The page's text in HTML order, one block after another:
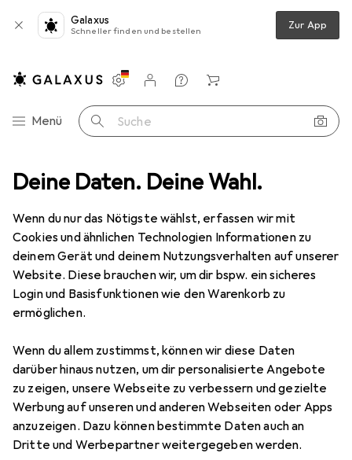
Deine Daten. Deine Wahl.
Wenn du nur das Nötigste wählst, erfassen wir mit
Cookies und ähnlichen Technologien Informationen zu
deinem Gerät und deinem Nutzungsverhalten auf unserer
Website. Diese brauchen wir, um dir bspw. ein sicheres
Login und Basisfunktionen wie den Warenkorb zu
ermöglichen.
Wenn du allem zustimmst, können wir diese Daten
darüber hinaus nutzen, um dir personalisierte Angebote
zu zeigen, unsere Webseite zu verbessern und gezielte
Werbung auf unseren und anderen Webseiten oder Apps
anzuzeigen. Dazu können bestimmte Daten auch an
Dritte und Werbepartner weitergegeben werden.
Galaxus
Schneller finden und bestellen Zur App
Navigation nach Kategorien
Menü Suche
Einstellungen
Kundenkonto
Vergleichslisten
Merklisten
Warenkorb
Smartphone Schutzfolie Dipos Displayschutzfolie Antireflex
6 Bilder
DiposDisplayschutzfolie Antireflex
Preis in EUR inkl. MwSt.
EUR
3,99
Bewertungen Marke
Mehr von Dipos